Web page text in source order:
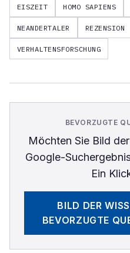
EISZEIT HOMO SAPIENS
NEANDERTALER REZENSION
VERHALTENSFORSCHUNG
BEVORZUGTE
Möchten Sie Bild
Google-
Ein
BILD DER
BEVORZUGTE